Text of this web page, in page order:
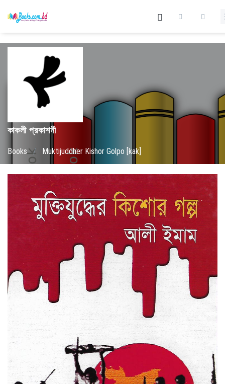
কাকলী প্রকাশনী
Books / Muktijuddher Kishor Golpo [kak]